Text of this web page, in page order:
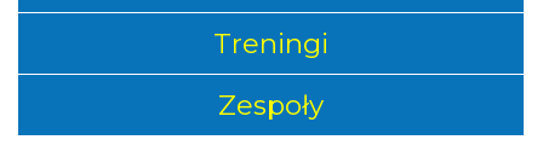
Treningi
Zespoły